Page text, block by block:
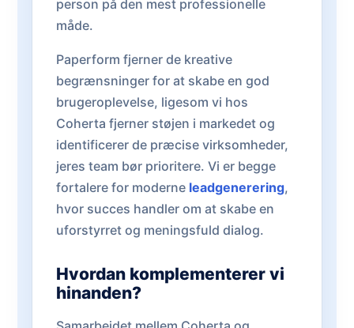
person på den mest professionelle
måde.
Paperform fjerner de kreative
begrænsninger for at skabe en god
brugeroplevelse, ligesom vi hos
Coherta fjerner støjen i markedet og
identificerer de præcise virksomheder,
jeres team bør prioritere. Vi er begge
fortalere for moderne leadgenerering,
hvor succes handler om at skabe en
uforstyrret og meningsfuld dialog.
Hvordan komplementerer vi
hinanden?